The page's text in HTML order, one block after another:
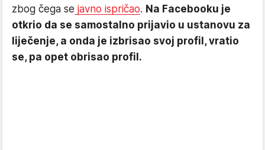
zbog čega se javno ispričao. Na Facebooku je
otkrio da se samostalno prijavio u ustanovu za
liječenje, a onda je izbrisao svoj profil, vratio
se, pa opet obrisao profil.